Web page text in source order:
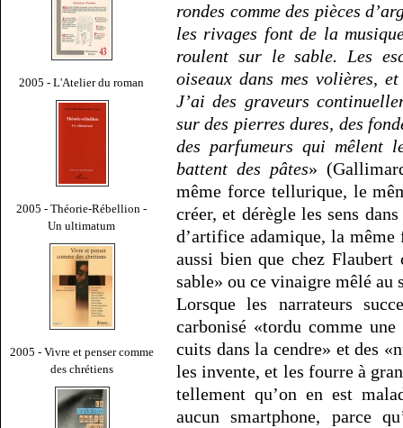
2005 - L'Atelier du roman
2005 - Théorie-Rébellion -
Un ultimatum
2005 - Vivre et penser comme
des chrétiens
rondes comme des pièces
les rivages font de la
roulent sur le sable. Les
oiseaux dans mes volières,
J’ai des graveurs
sur des pierres dures, des
des parfumeurs qui mêlent
battent des pâtes»
même force tellurique, le
créer, et dérègle les sens
d’artifice adamique, la
aussi bien que chez
sable» ou ce vinaigre mêlé au
Lorsque les narrateurs
carbonisé «tordu comme
cuits dans la cendre» et des
les invente, et les fourre à
tellement qu’on en est
aucun smartphone, parce